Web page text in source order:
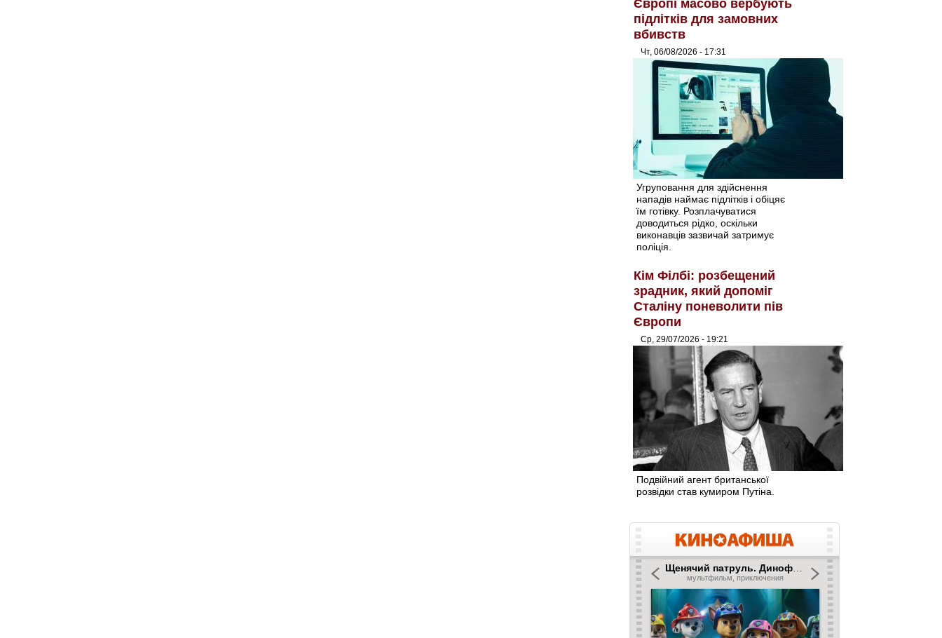
Європі масово вербують
підлітків для замовних
вбивств
Чт, 06/08/2026 - 17:31
Угруповання для здійснення
нападів наймає підлітків і обіцяє
їм готівку. Розплачуватися
доводиться рідко, оскільки
виконавців зазвичай затримує
поліція.
Кім Філбі: розбещений
зрадник, який допоміг
Сталіну поневолити пів
Європи
Ср, 29/07/2026 - 19:21
Подвійний агент британської
розвідки став кумиром Путіна.